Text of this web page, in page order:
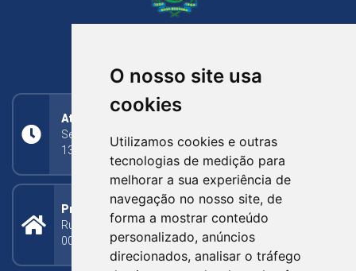
O nosso site usa
cookies
Utilizamos cookies e outras
tecnologias de medição para
melhorar a sua experiência de
navegação no nosso site, de
forma a mostrar conteúdo
personalizado, anúncios
direcionados, analisar o tráfego
Atendimento
Segunda a Sexta: 8h às 11h30min (manhã);
13h30min às 17h (tarde)
Prefeitura Municipal
Rua Silva Jardim, 505 - Bairro Centro - CEP: 95340-
000